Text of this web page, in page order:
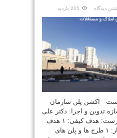
دیدگاه 205 بازدید
اکشن پلن سازمان
تدوین و اجرا: دکتر علی
خویه ۲ مرداد ۱۴۰۲ فهرست: هدف کیفی: ۱ هدف
کمی: ۱ فرایند و روش کار: ۱ طرح ها و پلن های